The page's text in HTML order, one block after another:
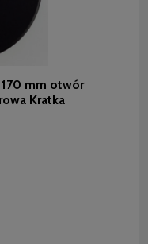
mm otwór
Kratka